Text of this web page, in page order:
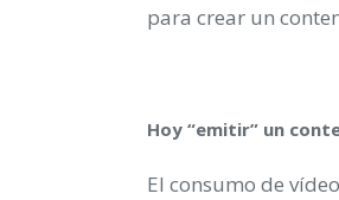
para crear un
Hoy “emitir” un
El consumo de